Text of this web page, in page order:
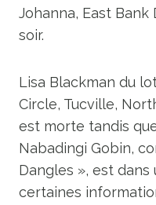
Johanna, East Bank
soir.
Lisa Blackman du
Circle, Tucville,
est morte tandis
Nabadingi Gobin,
Dangles », est
certaines